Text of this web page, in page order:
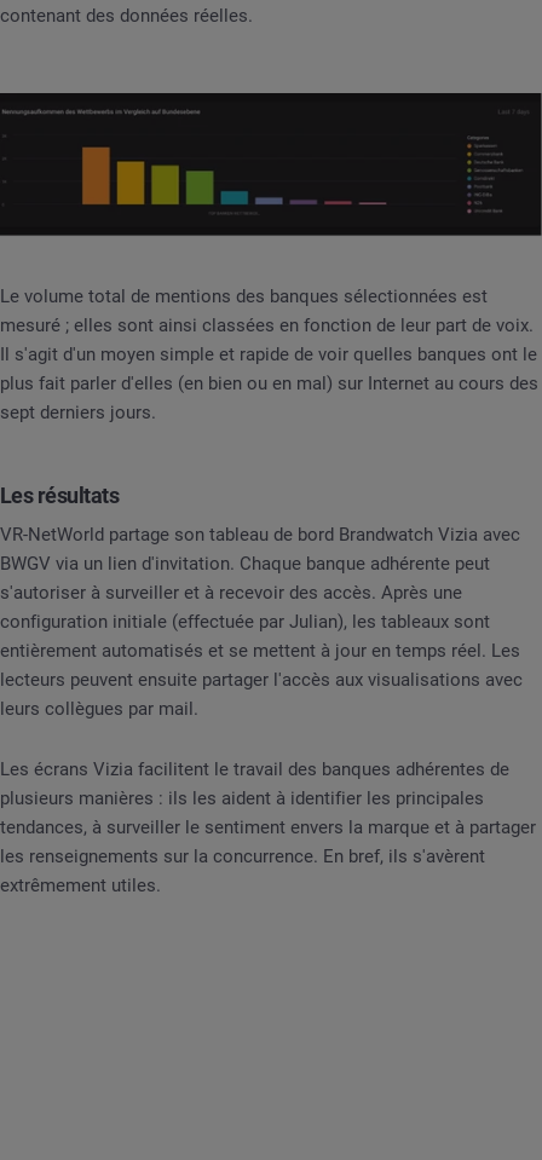
contenant des données réelles.
Le volume total de mentions des banques sélectionnées est
mesuré ; elles sont ainsi classées en fonction de leur part de voix.
Il s'agit d'un moyen simple et rapide de voir quelles banques ont le
plus fait parler d'elles (en bien ou en mal) sur Internet au cours des
sept derniers jours.
Les résultats
VR-NetWorld partage son tableau de bord Brandwatch Vizia avec
BWGV via un lien d'invitation. Chaque banque adhérente peut
s'autoriser à surveiller et à recevoir des accès. Après une
configuration initiale (effectuée par Julian), les tableaux sont
entièrement automatisés et se mettent à jour en temps réel. Les
lecteurs peuvent ensuite partager l'accès aux visualisations avec
leurs collègues par mail.
Les écrans Vizia facilitent le travail des banques adhérentes de
plusieurs manières : ils les aident à identifier les principales
tendances, à surveiller le sentiment envers la marque et à partager
les renseignements sur la concurrence. En bref, ils s'avèrent
extrêmement utiles.